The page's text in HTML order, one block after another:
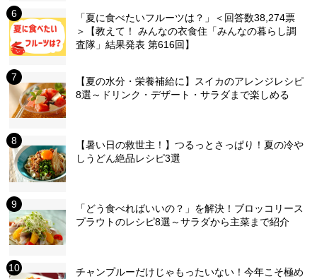
「夏に食べたいフルーツは？」＜回答数38,274票
＞【教えて！ みんなの衣食住「みんなの暮らし調
査隊」結果発表 第616回】
【夏の水分・栄養補給に】スイカのアレンジレシピ
8選～ドリンク・デザート・サラダまで楽しめる
【暑い日の救世主！】つるっとさっぱり！夏の冷や
しうどん絶品レシピ3選
「どう食べればいいの？」を解決！ブロッコリース
プラウトのレシピ8選～サラダから主菜まで紹介
チャンプルーだけじゃもったいない！今年こそ極め